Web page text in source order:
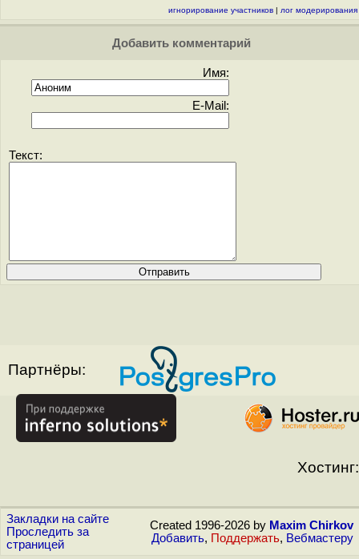
игнорирование участников | лог модерирования
Добавить комментарий
Имя:
E-Mail:
Текст:
Партнёры:
Хостинг:
Закладки на сайте
Проследить за
страницей
Created 1996-2026 by Maxim Chirkov
Добавить, Поддержать, Вебмастеру